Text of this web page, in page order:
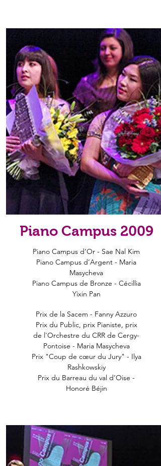
Piano Campus 2009
Piano Campus d’Or - Sae Nal Kim
Piano Campus d’Argent - Maria
Masycheva
Piano Campus de Bronze - Cécillia
Yixin Pan
Prix de la Sacem - Fanny Azzuro
Prix du Public, prix Pianiste, prix
de l'Orchestre du CRR de Cergy-
Pontoise - Maria Masycheva
Prix "Coup de cœur du Jury" - Ilya
Rashkowskiy
Prix du Barreau du val d’Oise -
Honoré Béjin